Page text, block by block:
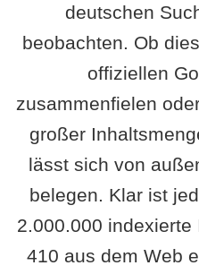
deutschen
beobachten. Ob
offiziellen
zusammenfielen
großer
lässt sich von
belegen. Klar ist
2.000.000
410 aus dem Web